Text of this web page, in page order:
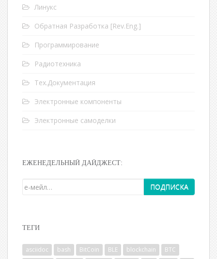
Линукс
Обратная Разработка [Rev.Eng.]
Программирование
Радиотехника
Тех.Документация
Электронные компоненты
Электронные самоделки
ЕЖЕНЕДЕЛЬНЫЙ ДАЙДЖЕСТ:
ТЕГИ
asciidoc bash BitCoin BLE blockchain
BTC